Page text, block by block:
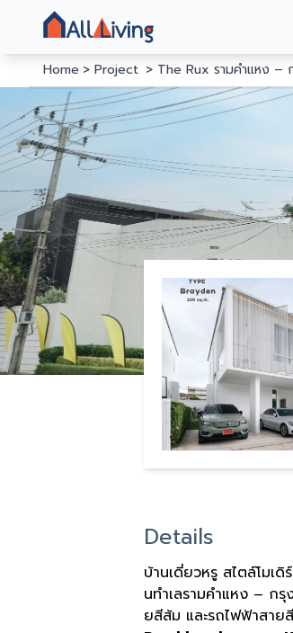
Home Project The Rux รามคำแหง –
Details
บ้านเดี่ยวหรู สไตล์โมเ
นทำเลรามคำแหง – ก
ยสีส้ม และรถไฟฟ้าสาย